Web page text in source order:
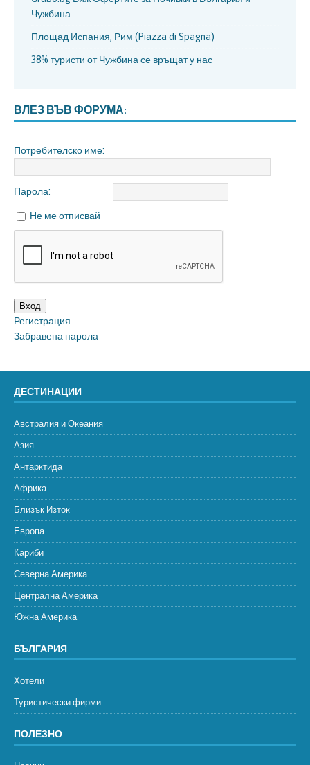
Чужбина
Площад Испания, Рим (Piazza di Spagna)
38% туристи от Чужбина се връщат у нас
ВЛЕЗ ВЪВ ФОРУМА:
Потребителско име:
Парола:
Не ме отписвай
Вход
Регистрация
Забравена парола
ДЕСТИНАЦИИ
Австралия и Океания
Азия
Антарктида
Африка
Близък Изток
Европа
Кариби
Северна Америка
Централна Америка
Южна Америка
БЪЛГАРИЯ
Хотели
Туристически фирми
ПОЛЕЗНО